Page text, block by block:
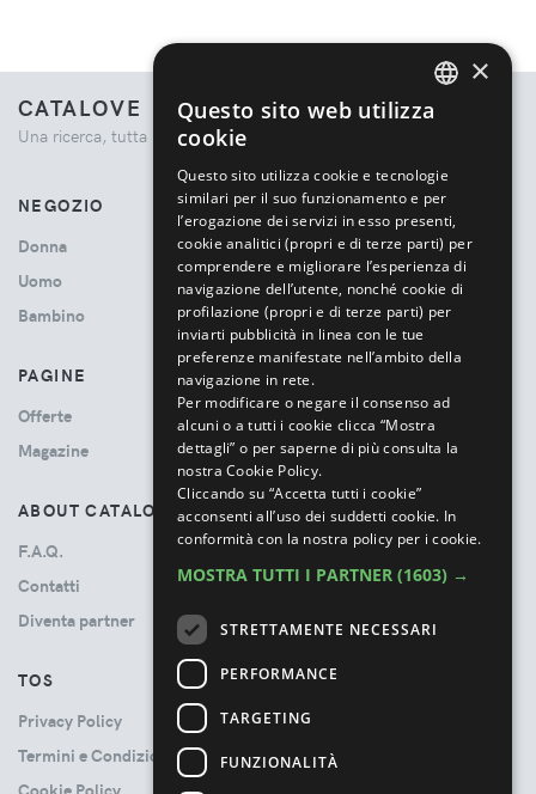
CATALOVE
Una ricerca, tutta la moda.
NEGOZIO
Donna
Uomo
Bambino
PAGINE
Offerte
Magazine
ABOUT CATALOVE
F.A.Q.
Contatti
Diventa partner
TOS
Privacy Policy
Termini e Condizioni
×
Questo sito web utilizza
cookie
Questo sito utilizza cookie e tecnologie
similari per il suo funzionamento e per
l’erogazione dei servizi in esso presenti,
cookie analitici (propri e di terze parti) per
comprendere e migliorare l’esperienza di
navigazione dell’utente, nonché cookie di
profilazione (propri e di terze parti) per
inviarti pubblicità in linea con le tue
preferenze manifestate nell’ambito della
navigazione in rete.
Per modificare o negare il consenso ad
alcuni o a tutti i cookie clicca “Mostra
dettagli” o per saperne di più consulta la
nostra Cookie Policy.
Cliccando su “Accetta tutti i cookie”
acconsenti all’uso dei suddetti cookie. In
conformità con la nostra policy per i cookie.
MOSTRA TUTTI I PARTNER (1603) →
STRETTAMENTE NECESSARI
PERFORMANCE
TARGETING
FUNZIONALITÀ